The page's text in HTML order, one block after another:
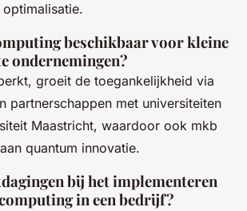
beschikbaar voor kleine
ondernemingen?
groeit de toegankelijkheid via
partnerschappen met universiteiten
Maastricht, waardoor ook mkb
quantum innovatie.
bij het implementeren
in een bedrijf?